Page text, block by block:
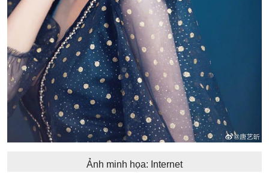
Ảnh minh họa: Internet